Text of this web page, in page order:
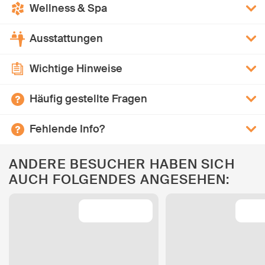
Wellness & Spa
Ausstattungen
Wichtige Hinweise
Häufig gestellte Fragen
Fehlende Info?
ANDERE BESUCHER HABEN SICH
AUCH FOLGENDES ANGESEHEN: